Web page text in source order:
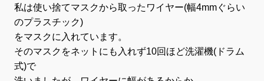
私は使い捨てマスクから取ったワイヤー(幅4mmぐらい
のプラスチック)
をマスクに入れています。
そのマスクをネットにも入れず10回ほど洗濯機(ドラム
式)で